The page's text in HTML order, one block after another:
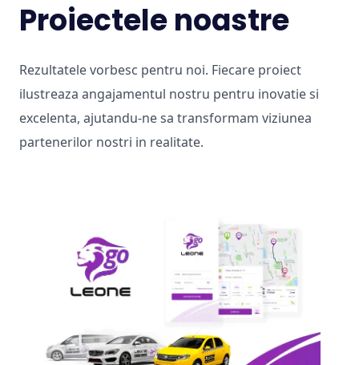
Proiectele noastre
Rezultatele vorbesc pentru noi. Fiecare proiect
ilustreaza angajamentul nostru pentru inovatie si
excelenta, ajutandu-ne sa transformam viziunea
partenerilor nostri in realitate.